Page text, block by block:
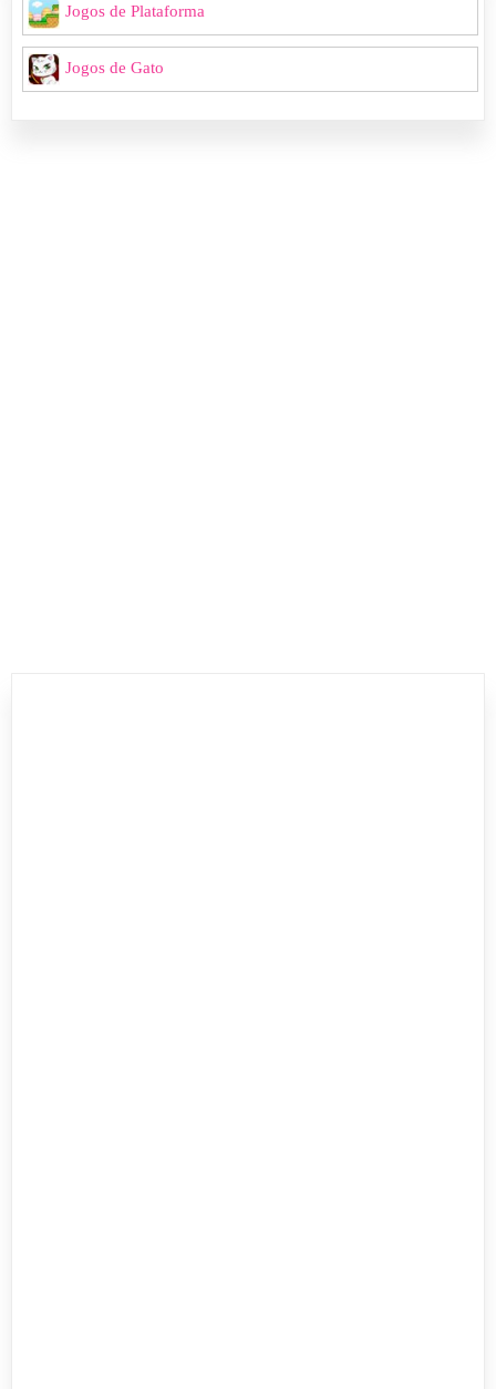
Jogos de Plataforma
Jogos de Gato